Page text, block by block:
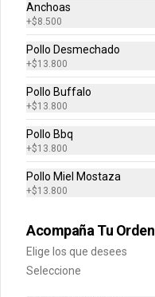
Anchoas
+$8.500
Pollo Desmechado
+$13.800
Pollo Buffalo
+$13.800
Pollo Bbq
+$13.800
Pollo Miel Mostaza
+$13.800
Acompaña Tu Orden
Elige los que desees
Seleccione